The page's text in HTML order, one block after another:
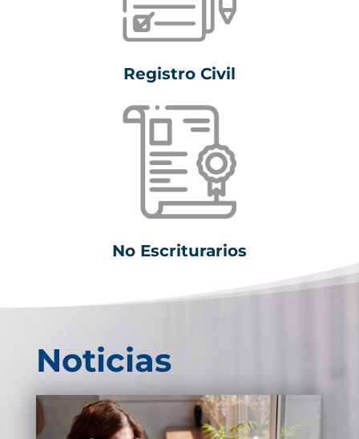
Registro Civil
No Escriturarios
Noticias